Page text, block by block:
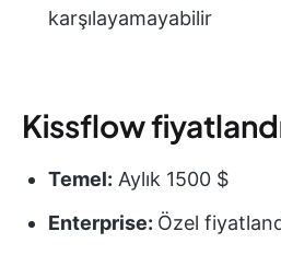
karşılayamayabilir
Kissflow
Temel: Aylık 1500 $
Enterprise: Özel